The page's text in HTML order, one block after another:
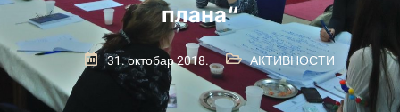
плана“
31. октобар 2018. АКТИВНОСТИ